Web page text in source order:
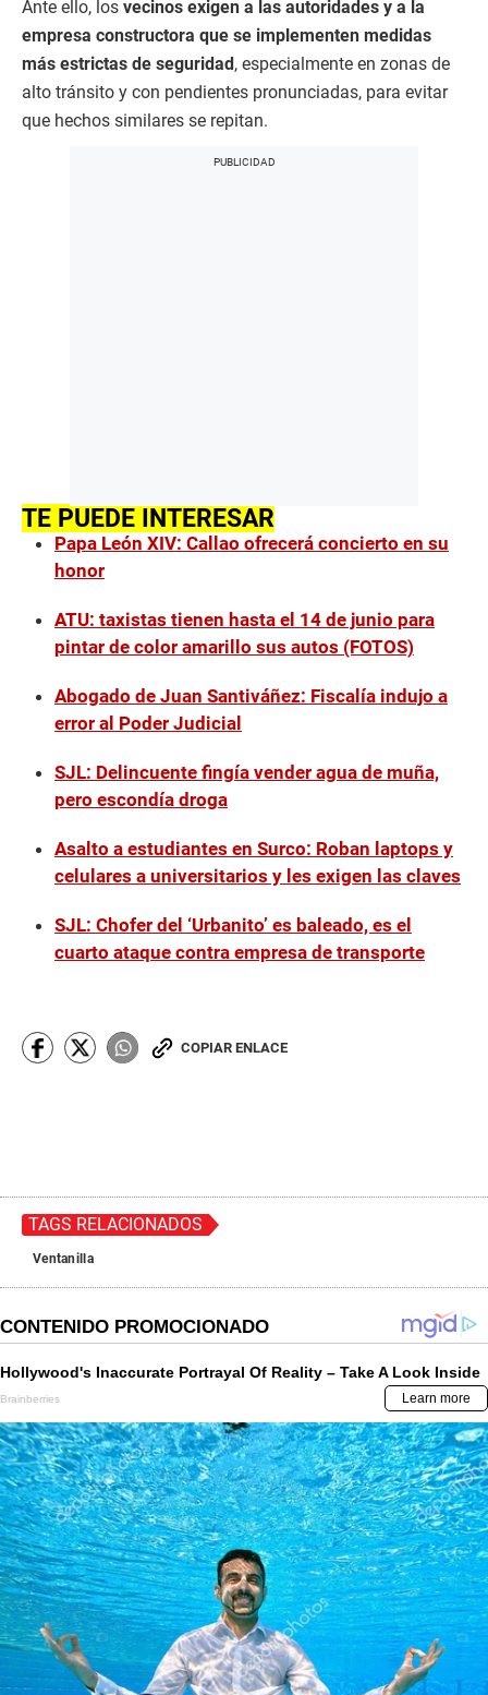
Ante ello, los vecinos exigen a las autoridades y a la
empresa constructora que se implementen medidas
más estrictas de seguridad , especialmente en zonas de
alto tránsito y con pendientes pronunciadas, para evitar
que hechos similares se repitan.
TE PUEDE INTERESAR
Papa León XIV: Callao ofrecerá concierto en su
honor
ATU: taxistas tienen hasta el 14 de junio para
pintar de color amarillo sus autos (FOTOS)
Abogado de Juan Santiváñez: Fiscalía indujo a
error al Poder Judicial
SJL: Delincuente fingía vender agua de muña,
pero escondía droga
Asalto a estudiantes en Surco: Roban laptops y
celulares a universitarios y les exigen las claves
SJL: Chofer del ‘Urbanito’ es baleado, es el
cuarto ataque contra empresa de transporte
COPIAR ENLACE
TAGS RELACIONADOS
Ventanilla